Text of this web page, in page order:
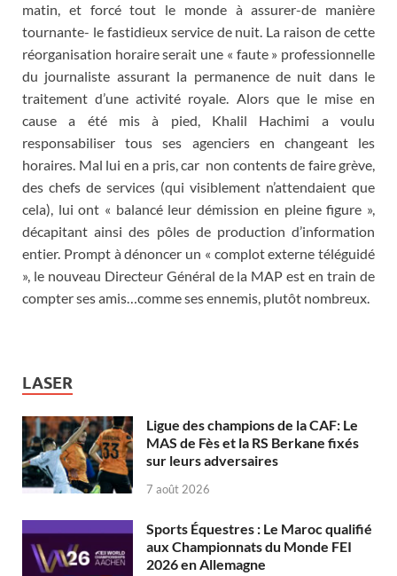
matin, et forcé tout le monde à assurer-de manière
tournante- le fastidieux service de nuit. La raison de cette
réorganisation horaire serait une « faute » professionnelle
du journaliste assurant la permanence de nuit dans le
traitement d’une activité royale. Alors que le mise en
cause a été mis à pied, Khalil Hachimi a voulu
responsabiliser tous ses agenciers en changeant les
horaires. Mal lui en a pris, car non contents de faire grève,
des chefs de services (qui visiblement n’attendaient que
cela), lui ont « balancé leur démission en pleine figure »,
décapitant ainsi des pôles de production d’information
entier. Prompt à dénoncer un « complot externe téléguidé
», le nouveau Directeur Général de la MAP est en train de
compter ses amis…comme ses ennemis, plutôt nombreux.
LASER
Ligue des champions de la CAF: Le
MAS de Fès et la RS Berkane fixés
sur leurs adversaires
7 août 2026
Sports Équestres : Le Maroc qualifié
aux Championnats du Monde FEI
2026 en Allemagne